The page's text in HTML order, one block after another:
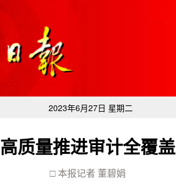
2023年6月27日 星期二
高质量推进审计全覆盖
□ 本报记者 董碧娟